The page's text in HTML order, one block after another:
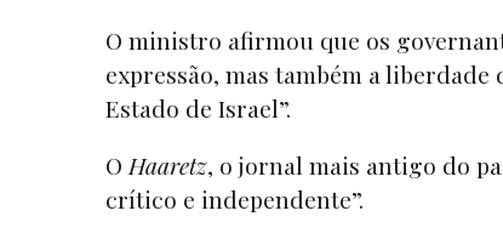
O ministro afirmou que os
expressão, mas também a
Estado de Israel”.
O Haaretz, o jornal mais antigo do
crítico e independente”.